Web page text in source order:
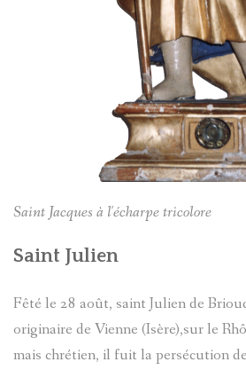
Saint Jacques à l'écharpe tricolore
Saint Julien
Fêté le 28 août, saint Julien de
originaire de Vienne (Isère),sur le
mais chrétien, il fuit la persécution